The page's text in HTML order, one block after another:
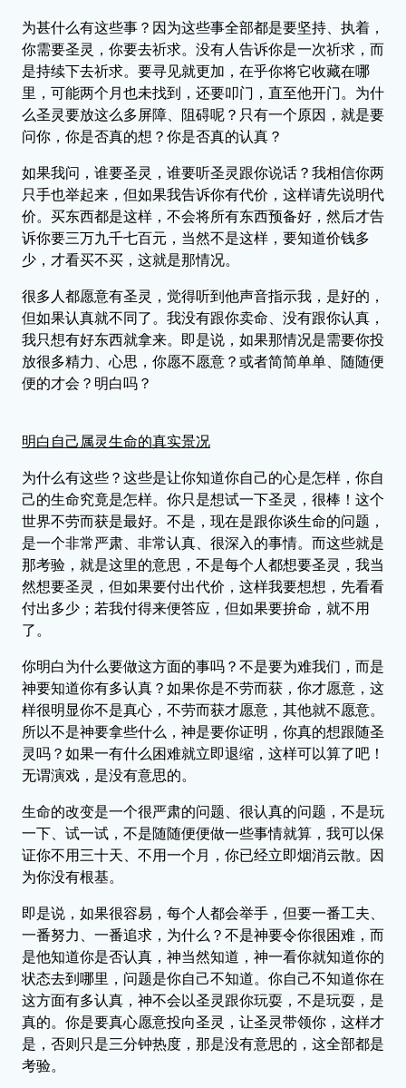
为甚什么有这些事？因为这些事全部都是要坚持、执着，
你需要圣灵，你要去祈求。没有人告诉你是一次祈求，而
是持续下去祈求。要寻见就更加，在乎你将它收藏在哪
里，可能两个月也未找到，还要叩门，直至他开门。为什
么圣灵要放这么多屏障、阻碍呢？只有一个原因，就是要
问你，你是否真的想？你是否真的认真？
如果我问，谁要圣灵，谁要听圣灵跟你说话？我相信你两
只手也举起来，但如果我告诉你有代价，这样请先说明代
价。买东西都是这样，不会将所有东西预备好，然后才告
诉你要三万九千七百元，当然不是这样，要知道价钱多
少，才看买不买，这就是那情况。
很多人都愿意有圣灵，觉得听到他声音指示我，是好的，
但如果认真就不同了。我没有跟你卖命、没有跟你认真，
我只想有好东西就拿来。即是说，如果那情况是需要你投
放很多精力、心思，你愿不愿意？或者简简单单、随随便
便的才会？明白吗？
明白自己属灵生命的真实景况
为什么有这些？这些是让你知道你自己的心是怎样，你自
己的生命究竟是怎样。你只是想试一下圣灵，很棒！这个
世界不劳而获是最好。不是，现在是跟你谈生命的问题，
是一个非常严肃、非常认真、很深入的事情。而这些就是
那考验，就是这里的意思，不是每个人都想要圣灵，我当
然想要圣灵，但如果要付出代价，这样我要想想，先看看
付出多少；若我付得来便答应，但如果要拚命，就不用
了。
你明白为什么要做这方面的事吗？不是要为难我们，而是
神要知道你有多认真？如果你是不劳而获，你才愿意，这
样很明显你不是真心，不劳而获才愿意，其他就不愿意。
所以不是神要拿些什么，神是要你证明，你真的想跟随圣
灵吗？如果一有什么困难就立即退缩，这样可以算了吧！
无谓演戏，是没有意思的。
生命的改变是一个很严肃的问题、很认真的问题，不是玩
一下、试一试，不是随随便便做一些事情就算，我可以保
证你不用三十天、不用一个月，你已经立即烟消云散。因
为你没有根基。
即是说，如果很容易，每个人都会举手，但要一番工夫、
一番努力、一番追求，为什么？不是神要令你很困难，而
是他知道你是否认真，神当然知道，神一看你就知道你的
状态去到哪里，问题是你自己不知道。你自己不知道你在
这方面有多认真，神不会以圣灵跟你玩耍，不是玩耍，是
真的。你是要真心愿意投向圣灵，让圣灵带领你，这样才
是，否则只是三分钟热度，那是没有意思的，这全部都是
考验。